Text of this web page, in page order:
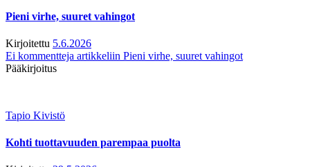
Pieni virhe, suuret vahingot
Kirjoitettu 5.6.2026
Ei kommentteja artikkeliin Pieni virhe, suuret vahingot
Pääkirjoitus
Tapio Kivistö
Kohti tuottavuuden parempaa puolta